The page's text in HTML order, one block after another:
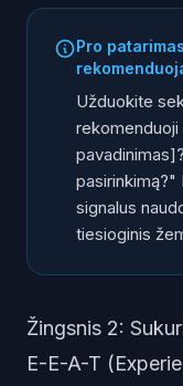
Pro
Užduokite
pasirinkimą?"
signalus
tiesioginis
Žingsnis 2:
E-E-A-T